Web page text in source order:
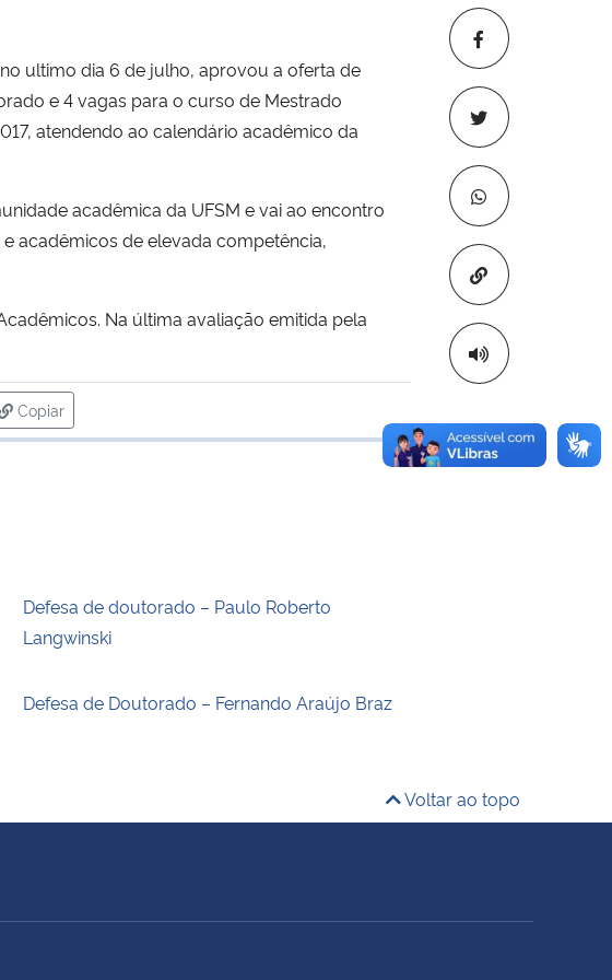
Copiar para
ultimo dia 6 de julho, aprovou a oferta de
e 4 vagas para o curso de Mestrado
atendendo ao calendário acadêmico da
acadêmica da UFSM e vai ao encontro
acadêmicos de elevada competência,
Na última avaliação emitida pela
Copiar
para área de transferência
Defesa de doutorado – Paulo Roberto
Langwinski
Defesa de Doutorado – Fernando Araújo Braz
Voltar ao topo